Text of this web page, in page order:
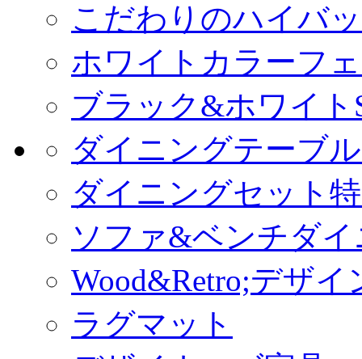
こだわりのハイバ
ホワイトカラーフ
ブラック&ホワイト
ダイニングテーブ
ダイニングセット
ソファ&ベンチダ
Wood&Retro;デザ
ラグマット